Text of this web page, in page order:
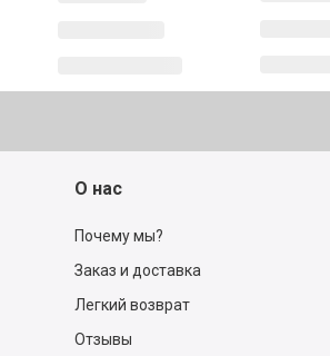
О нас
Почему мы?
Заказ и доставка
Легкий возврат
Отзывы